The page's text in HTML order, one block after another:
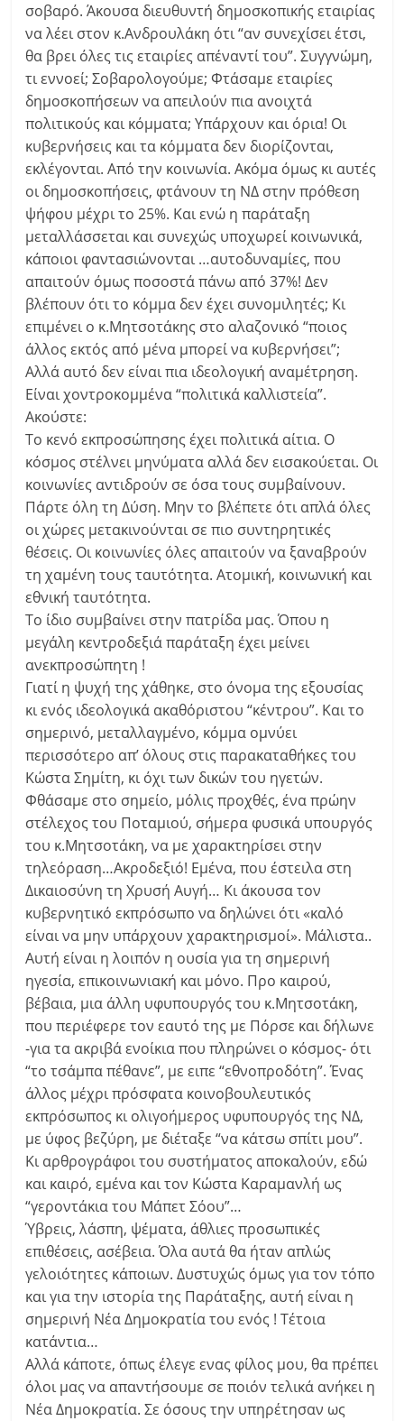
σοβαρό. Άκουσα διευθυντή δημοσκοπικής εταιρίας
να λέει στον κ.Ανδρουλάκη ότι “αν συνεχίσει έτσι,
θα βρει όλες τις εταιρίες απέναντί του”. Συγγνώμη,
τι εννοεί; Σοβαρολογούμε; Φτάσαμε εταιρίες
δημοσκοπήσεων να απειλούν πια ανοιχτά
πολιτικούς και κόμματα; Υπάρχουν και όρια! Οι
κυβερνήσεις και τα κόμματα δεν διορίζονται,
εκλέγονται. Από την κοινωνία. Ακόμα όμως κι αυτές
οι δημοσκοπήσεις, φτάνουν τη ΝΔ στην πρόθεση
ψήφου μέχρι το 25%. Και ενώ η παράταξη
μεταλλάσσεται και συνεχώς υποχωρεί κοινωνικά,
κάποιοι φαντασιώνονται …αυτοδυναμίες, που
απαιτούν όμως ποσοστά πάνω από 37%! Δεν
βλέπουν ότι το κόμμα δεν έχει συνομιλητές; Κι
επιμένει ο κ.Μητσοτάκης στο αλαζονικό “ποιος
άλλος εκτός από μένα μπορεί να κυβερνήσει”;
Αλλά αυτό δεν είναι πια ιδεολογική αναμέτρηση.
Είναι χοντροκομμένα “πολιτικά καλλιστεία”.
Ακούστε:
Το κενό εκπροσώπησης έχει πολιτικά αίτια. Ο
κόσμος στέλνει μηνύματα αλλά δεν εισακούεται. Οι
κοινωνίες αντιδρούν σε όσα τους συμβαίνουν.
Πάρτε όλη τη Δύση. Μην το βλέπετε ότι απλά όλες
οι χώρες μετακινούνται σε πιο συντηρητικές
θέσεις. Οι κοινωνίες όλες απαιτούν να ξαναβρούν
τη χαμένη τους ταυτότητα. Ατομική, κοινωνική και
εθνική ταυτότητα.
Το ίδιο συμβαίνει στην πατρίδα μας. Όπου η
μεγάλη κεντροδεξιά παράταξη έχει μείνει
ανεκπροσώπητη !
Γιατί η ψυχή της χάθηκε, στο όνομα της εξουσίας
κι ενός ιδεολογικά ακαθόριστου “κέντρου”. Και το
σημερινό, μεταλλαγμένο, κόμμα ομνύει
περισσότερο απ’ όλους στις παρακαταθήκες του
Κώστα Σημίτη, κι όχι των δικών του ηγετών.
Φθάσαμε στο σημείο, μόλις προχθές, ένα πρώην
στέλεχος του Ποταμιού, σήμερα φυσικά υπουργός
του κ.Μητσοτάκη, να με χαρακτηρίσει στην
τηλεόραση…Ακροδεξιό! Εμένα, που έστειλα στη
Δικαιοσύνη τη Χρυσή Αυγή… Κι άκουσα τον
κυβερνητικό εκπρόσωπο να δηλώνει ότι «καλό
είναι να μην υπάρχουν χαρακτηρισμοί». Μάλιστα..
Αυτή είναι η λοιπόν η ουσία για τη σημερινή
ηγεσία, επικοινωνιακή και μόνο. Προ καιρού,
βέβαια, μια άλλη υφυπουργός του κ.Μητσοτάκη,
που περιέφερε τον εαυτό της με Πόρσε και δήλωνε
-για τα ακριβά ενοίκια που πληρώνει ο κόσμος- ότι
“το τσάμπα πέθανε”, με ειπε “εθνοπροδότη”. Ένας
άλλος μέχρι πρόσφατα κοινοβουλευτικός
εκπρόσωπος κι ολιγοήμερος υφυπουργός της ΝΔ,
με ύφος βεζύρη, με διέταξε “να κάτσω σπίτι μου”.
Κι αρθρογράφοι του συστήματος αποκαλούν, εδώ
και καιρό, εμένα και τον Κώστα Καραμανλή ως
“γεροντάκια του Μάπετ Σόου”…
Ύβρεις, λάσπη, ψέματα, άθλιες προσωπικές
επιθέσεις, ασέβεια. Όλα αυτά θα ήταν απλώς
γελοιότητες κάποιων. Δυστυχώς όμως για τον τόπο
και για την ιστορία της Παράταξης, αυτή είναι η
σημερινή Νέα Δημοκρατία του ενός ! Τέτοια
κατάντια…
Αλλά κάποτε, όπως έλεγε ενας φίλος μου, θα πρέπει
όλοι μας να απαντήσουμε σε ποιόν τελικά ανήκει η
Νέα Δημοκρατία. Σε όσους την υπηρέτησαν ως